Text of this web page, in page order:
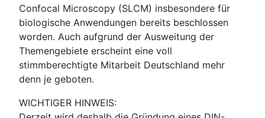
Confocal Microscopy (SLCM) insbesondere für
biologische Anwendungen bereits beschlossen
worden. Auch aufgrund der Ausweitung der
Themengebiete erscheint eine voll
stimmberechtigte Mitarbeit Deutschland mehr
denn je geboten.
WICHTIGER HINWEIS: